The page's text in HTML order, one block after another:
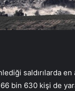
saldırılarda en
bin 630 kişi de